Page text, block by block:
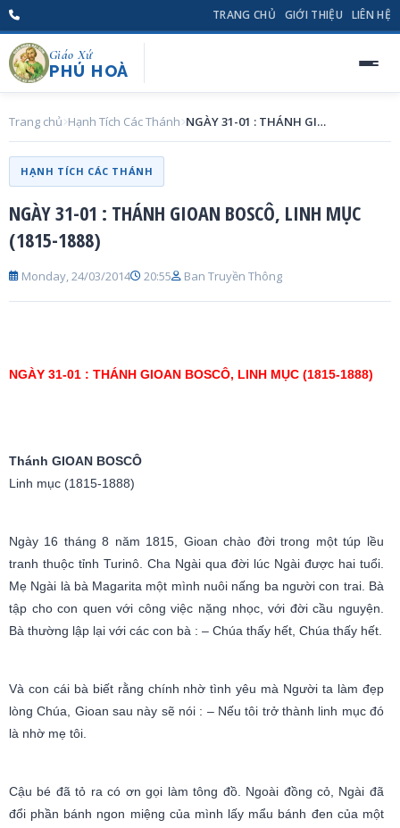
TRANG CHỦ GIỚI THIỆU LIÊN HỆ
Giáo Xứ
PHÚ HOÀ
Trang chủ Hạnh Tích Các Thánh NGÀY 31-01 : THÁNH GIOAN BOSCÔ, LINH MỤC (1815-1888)
HẠNH TÍCH CÁC THÁNH
NGÀY 31-01 : THÁNH GIOAN BOSCÔ, LINH MỤC
(1815-1888)
Monday, 24/03/2014 20:55 Ban Truyền Thông
NGÀY 31-01 : THÁNH GIOAN BOSCÔ, LINH MỤC (1815-1888)
Thánh GIOAN BOSCÔ
Linh mục (1815-1888)
Ngày 16 tháng 8 năm 1815, Gioan chào đời trong một túp lều
tranh thuộc tỉnh Turinô. Cha Ngài qua đời lúc Ngài được hai tuổi.
Mẹ Ngài là bà Magarita một mình nuôi nấng ba người con trai. Bà
tập cho con quen với công việc nặng nhọc, với đời cầu nguyện.
Bà thường lập lại với các con bà : – Chúa thấy hết, Chúa thấy hết.
Và con cái bà biết rằng chính nhờ tình yêu mà Người ta làm đẹp
lòng Chúa, Gioan sau này sẽ nói : – Nếu tôi trở thành linh mục đó
là nhờ mẹ tôi.
Cậu bé đã tỏ ra có ơn gọi làm tông đồ. Ngoài đồng cỏ, Ngài đã
đổi phần bánh ngon miệng của mình lấy mẩu bánh đen của một